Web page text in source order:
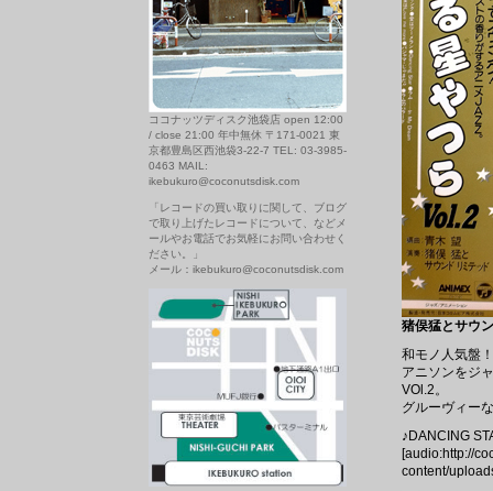
猪俣猛とサウ
和モノ人気盤
アニソンをジ
VOl.2。
グルーヴィー
♪DANCING
[audio:http://
content/
ココナッツディスク池袋店 open 12:00
/ close 21:00 年中無休 〒171-0021 東
京都豊島区西池袋3-22-7 TEL: 03-3985-
0463 MAIL:
ikebukuro@coconutsdisk.com
「レコードの買い取りに関して、ブログ
で取り上げたレコードについて、などメ
ールやお電話でお気軽にお問い合わせく
ださい。」
メール：ikebukuro@coconutsdisk.com